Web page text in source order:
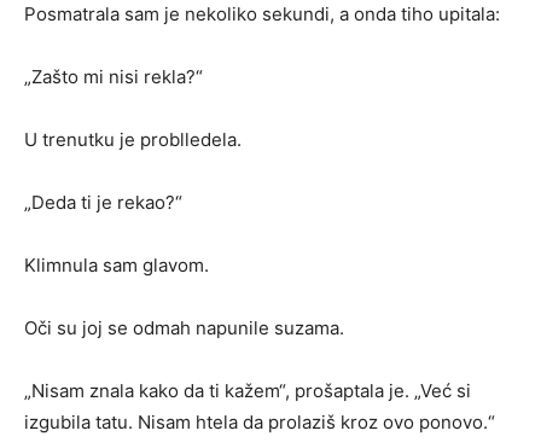
Posmatrala sam je nekoliko sekundi, a onda tiho upitala:
„Zašto mi nisi rekla?“
U trenutku je problledela.
„Deda ti je rekao?“
Klimnula sam glavom.
Oči su joj se odmah napunile suzama.
„Nisam znala kako da ti kažem“, prošaptala je. „Već si
izgubila tatu. Nisam htela da prolaziš kroz ovo ponovo.“